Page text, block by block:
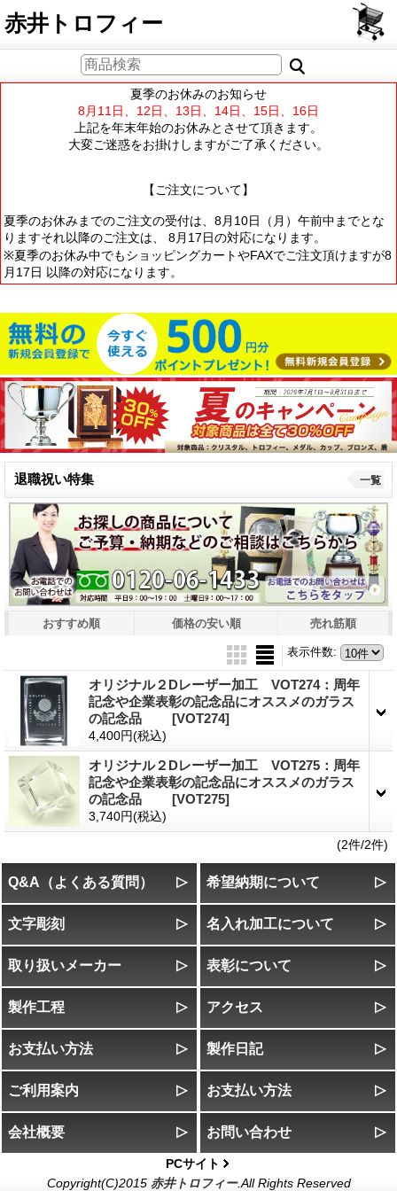
PCサイト
赤井トロフィー
夏季のお休みのお知らせ
8月11日、12日、13日、14日、15日、16日
上記を年末年始のお休みとさせて頂きます。
大変ご迷惑をお掛けしますがご了承ください。
【ご注文について】
夏季のお休みまでのご注文の受付は、8月10日（月）午前中までとな
りますそれ以降のご注文は、 8月17日の対応になります。
※夏季のお休み中でもショッピングカートやFAXでご注文頂けますが8
月17日 以降の対応になります。
退職祝い特集 一覧
おすすめ順 価格の安い順 売れ筋順
表示件数:
オリジナル２Dレーザー加工 VOT274：周年
記念や企業表彰の記念品にオススメのガラス
の記念品 [VOT274]
4,400円(税込)
オリジナル２Dレーザー加工 VOT275：周年
記念や企業表彰の記念品にオススメのガラス
の記念品 [VOT275]
3,740円(税込)
(2件/2件)
Q&A（よくある質問） 希望納期について
文字彫刻 名入れ加工について
取り扱いメーカー 表彰について
製作工程 アクセス
お支払い方法 製作日記
ご利用案内 お支払い方法
会社概要 お問い合わせ
PCサイト
Copyright(C)2015 赤井トロフィー.All Rights Reserved